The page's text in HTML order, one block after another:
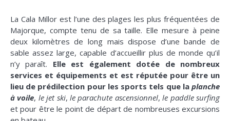
La Cala Millor est l’une des plages les plus fréquentées de
Majorque, compte tenu de sa taille. Elle mesure à peine
deux kilomètres de long mais dispose d’une bande de
sable assez large, capable d’accueillir plus de monde qu’il
n’y paraît. Elle est également dotée de nombreux
services et équipements et est réputée pour être un
lieu de prédilection pour les sports tels que la planche
à voile, le jet ski,le parachute ascensionnel,le paddle surfing
et pour être le point de départ de nombreuses excursions